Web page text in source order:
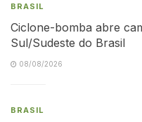
BRASIL
Ciclone-bomba abre
Sul/Sudeste do Brasil
08/08/2026
BRASIL